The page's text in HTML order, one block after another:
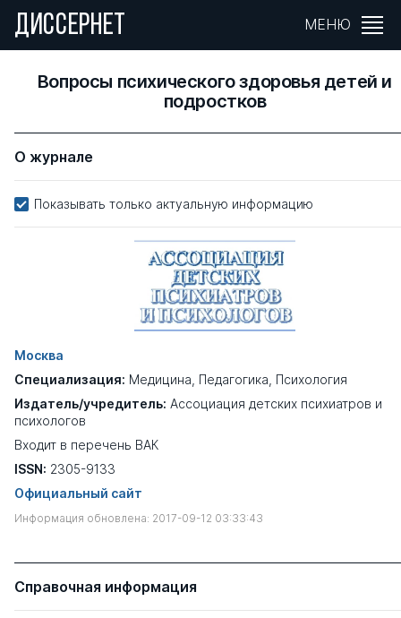
ДИССЕРНЕТ МЕНЮ
Вопросы психического здоровья детей и
подростков
О журнале
Показывать только актуальную информацию
Москва
Специализация: Медицина Педагогика Психология
Издатель/учредитель: Ассоциация детских психиатров и
психологов
Входит в перечень ВАК
ISSN: 2305-9133
Официальный сайт
Информация обновлена: 2017-09-12 03:33:43
Справочная информация